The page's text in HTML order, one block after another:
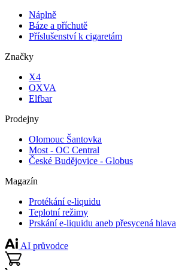
Náplně
Báze a příchutě
Příslušenství k cigaretám
Značky
X4
OXVA
Elfbar
Prodejny
Olomouc Šantovka
Most - OC Central
České Budějovice - Globus
Magazín
Protékání e-liquidu
Teplotní režimy
Prskání e-liquidu aneb přesycená hlava
AI průvodce